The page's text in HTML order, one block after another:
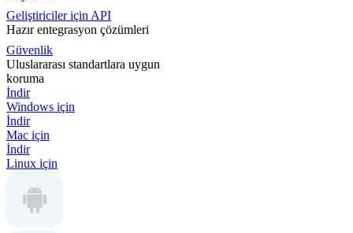
Geliştiriciler için API
Hazır entegrasyon çözümleri
Güvenlik
Uluslararası standartlara uygun
koruma
İndir
Windows için
İndir
Mac için
İndir
Linux için